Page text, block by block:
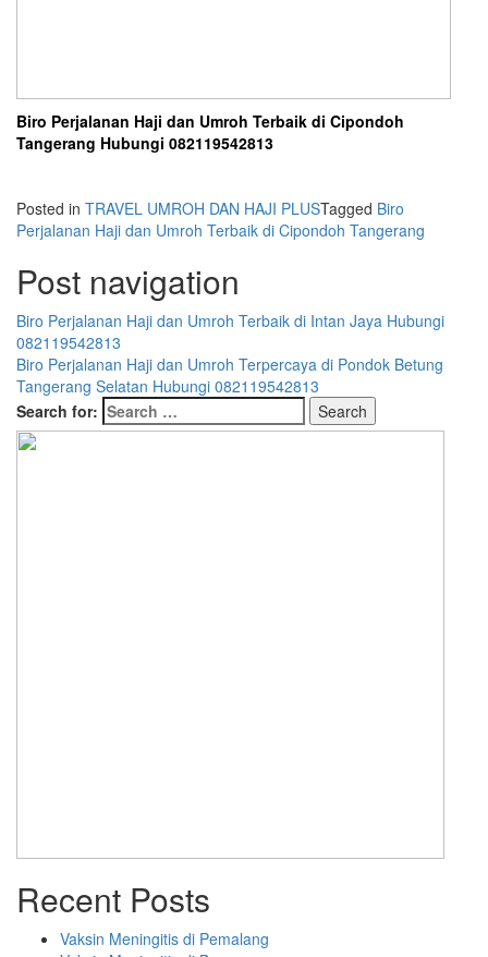
Biro Perjalanan Haji dan Umroh Terbaik di Cipondoh
Tangerang Hubungi 082119542813
Posted in TRAVEL UMROH DAN HAJI PLUSTagged Biro
Perjalanan Haji dan Umroh Terbaik di Cipondoh Tangerang
Post navigation
Biro Perjalanan Haji dan Umroh Terbaik di Intan Jaya Hubungi
082119542813
Biro Perjalanan Haji dan Umroh Terpercaya di Pondok Betung
Tangerang Selatan Hubungi 082119542813
Search for:
Recent Posts
Vaksin Meningitis di Pemalang